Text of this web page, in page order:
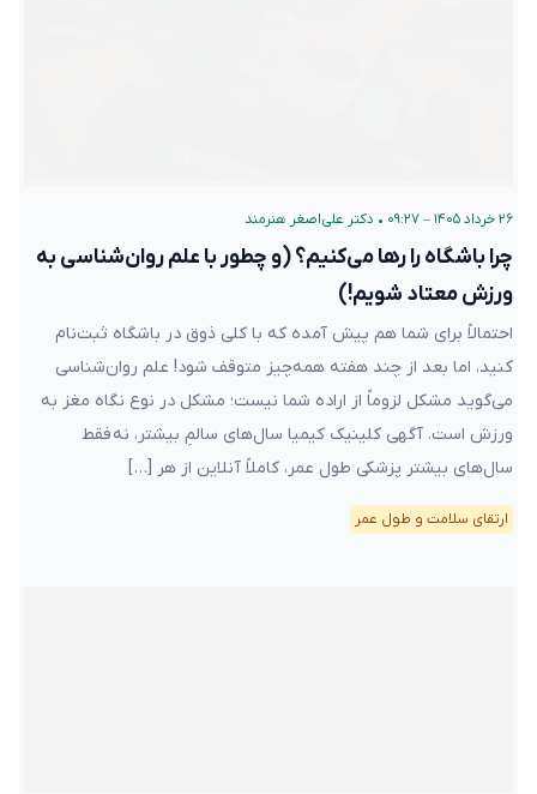
۲۶ خرداد ۱۴۰۵ – ۰۹:۲۷ • دکتر علی‌اصغر هنرمند
چرا باشگاه را رها می‌کنیم؟ (و چطور با علم روان‌شناسی به
ورزش معتاد شویم!)
احتمالاً برای شما هم پیش آمده که با کلی ذوق در باشگاه ثبت‌نام
کنید، اما بعد از چند هفته همه‌چیز متوقف شود! علم روان‌شناسی
می‌گوید مشکل لزوماً از اراده شما نیست؛ مشکل در نوع نگاه مغز به
ورزش است. آگهی کلینیک کیمیا سال‌های سالمِ بیشتر، نه فقط
سال‌های بیشتر پزشکی طول عمر، کاملاً آنلاین از هر […]
ارتقای سلامت و طول عمر